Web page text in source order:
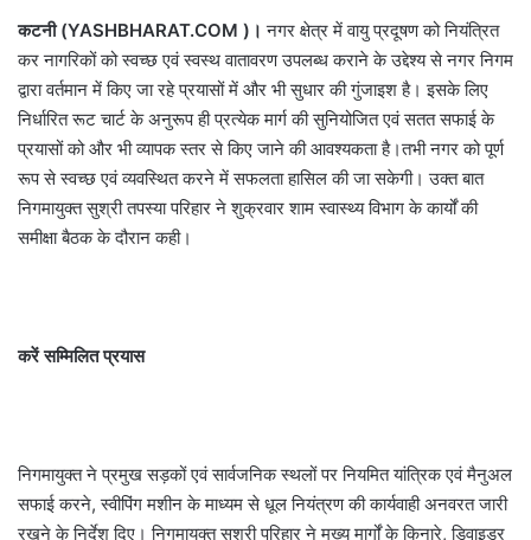
कटनी (YASHBHARAT.COM )। नगर क्षेत्र में वायु प्रदूषण को नियंत्रित
कर नागरिकों को स्वच्छ एवं स्वस्थ वातावरण उपलब्ध कराने के उद्देश्य से नगर निगम
द्वारा वर्तमान में किए जा रहे प्रयासों में और भी सुधार की गुंजाइश है। इसके लिए
निर्धारित रूट चार्ट के अनुरूप ही प्रत्येक मार्ग की सुनियोजित एवं सतत सफाई के
प्रयासों को और भी व्यापक स्तर से किए जाने की आवश्यकता है।तभी नगर को पूर्ण
रूप से स्वच्छ एवं व्यवस्थित करने में सफलता हासिल की जा सकेगी। उक्त बात
निगमायुक्त सुश्री तपस्या परिहार ने शुक्रवार शाम स्वास्थ्य विभाग के कार्यों की
समीक्षा बैठक के दौरान कही।
करें सम्मिलित प्रयास
निगमायुक्त ने प्रमुख सड़कों एवं सार्वजनिक स्थलों पर नियमित यांत्रिक एवं मैनुअल
सफाई करने, स्वीपिंग मशीन के माध्यम से धूल नियंत्रण की कार्यवाही अनवरत जारी
रखने के निर्देश दिए। निगमायुक्त सुश्री परिहार ने मुख्य मार्गों के किनारे, डिवाइडर